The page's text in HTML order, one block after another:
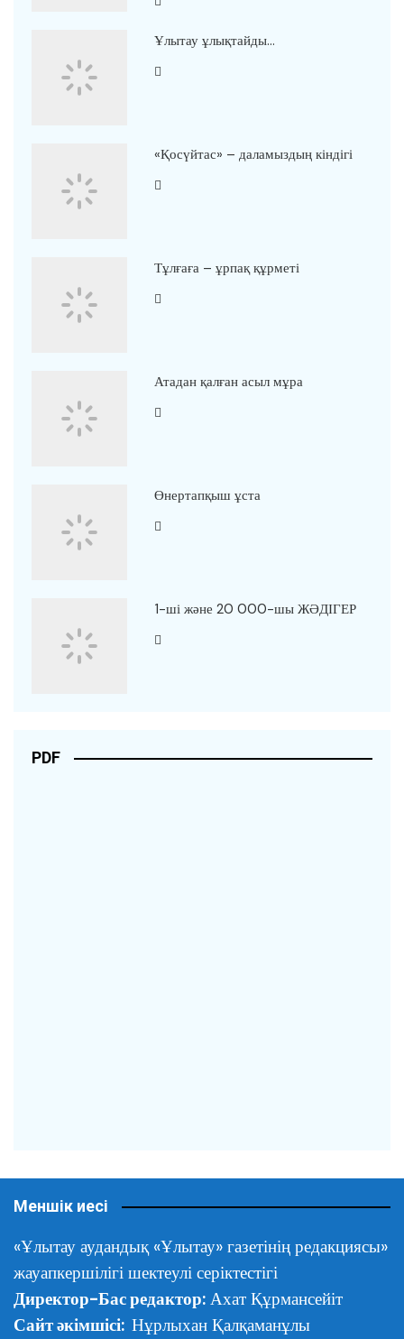
Ұлытау ұлықтайды…
«Қосүйтас» – даламыздың кіндігі
Тұлғаға – ұрпақ құрметі
Атадан қалған асыл мұра
Өнертапқыш ұста
1-ші және 20 000-шы ЖӘДІГЕР
PDF
Меншік иесі
«Ұлытау аудандық «Ұлытау» газетінің редакциясы»
жауапкершілігі шектеулі серіктестігі
Директор-Бас редактор: Ахат Құрмансейіт
Сайт әкімшісі: Нұрлыхан Қалқаманұлы